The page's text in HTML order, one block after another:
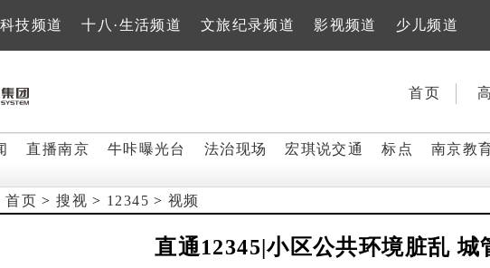
技频道 十八·生活频道 文旅纪录频道 影视频道 少儿频道
首页
直播南京 牛咔曝光台 法治现场 宏琪说交通 标点 南京教
首页 >搜视 > 12345 >视频
直通12345|小区公共环境脏乱 城